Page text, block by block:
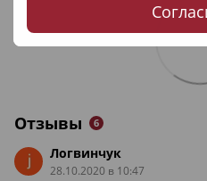
Отзывы 6
Логвинчук
28.10.2020 в 10:47